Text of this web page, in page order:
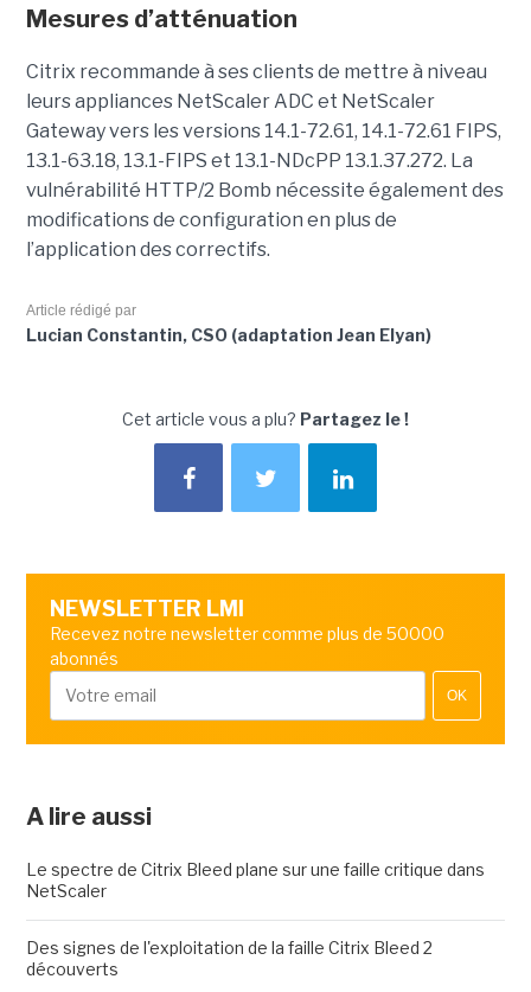
Mesures d’atténuation
Citrix recommande à ses clients de mettre à niveau
leurs appliances NetScaler ADC et NetScaler
Gateway vers les versions 14.1-72.61, 14.1-72.61 FIPS,
13.1-63.18, 13.1-FIPS et 13.1-NDcPP 13.1.37.272. La
vulnérabilité HTTP/2 Bomb nécessite également des
modifications de configuration en plus de
l’application des correctifs.
Article rédigé par
Lucian Constantin, CSO (adaptation Jean Elyan)
Cet article vous a plu? Partagez le !
NEWSLETTER LMI
Recevez notre newsletter comme plus de 50000
abonnés
OK
A lire aussi
Le spectre de Citrix Bleed plane sur une faille critique dans
NetScaler
Des signes de l'exploitation de la faille Citrix Bleed 2
découverts